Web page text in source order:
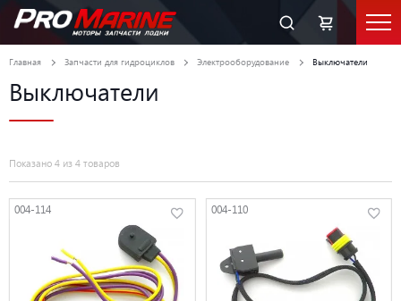
Главная Запчасти для гидроциклов Электрооборудование Выключатели
Выключатели
Показано 4 из 4 товаров
004-114 004-110